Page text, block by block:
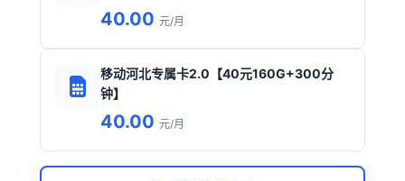
40.00 元/月
移动河北专属卡2.0【40元160G+300分
钟】
40.00 元/月